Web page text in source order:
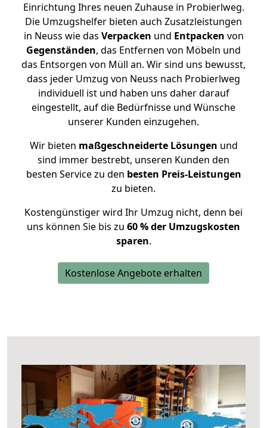
Einrichtung Ihres neuen Zuhause in Probierlweg.
Die Umzugshelfer bieten auch Zusatzleistungen
in Neuss wie das Verpacken und Entpacken von
Gegenständen, das Entfernen von Möbeln und
das Entsorgen von Müll an. Wir sind uns bewusst,
dass jeder Umzug von Neuss nach Probierlweg
individuell ist und haben uns daher darauf
eingestellt, auf die Bedürfnisse und Wünsche
unserer Kunden einzugehen.
Wir bieten maßgeschneiderte Lösungen und
sind immer bestrebt, unseren Kunden den
besten Service zu den besten Preis-Leistungen
zu bieten.
Kostengünstiger wird Ihr Umzug nicht, denn bei
uns können Sie bis zu 60 % der Umzugskosten
sparen.
Kostenlose Angebote erhalten